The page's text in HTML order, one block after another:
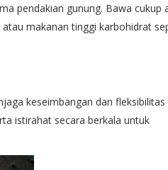
pendakian gunung. Bawa cukup
makanan tinggi karbohidrat
keseimbangan dan fleksibilitas
istirahat secara berkala untuk